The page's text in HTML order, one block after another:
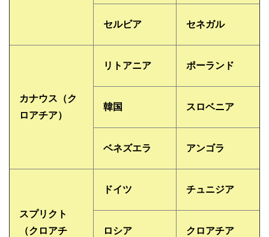
セルビア セネガル
カナウス（ク
ロアチア）
リトアニア ポーランド
韓国 スロベニア
ベネズエラ アンゴラ
スプリクト
（クロアチ
ドイツ チュニジア
ロシア クロアチア